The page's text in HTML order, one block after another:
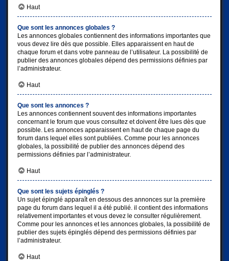
Haut
Que sont les annonces globales ?
Les annonces globales contiennent des informations importantes que
vous devez lire dès que possible. Elles apparaissent en haut de
chaque forum et dans votre panneau de l’utilisateur. La possibilité de
publier des annonces globales dépend des permissions définies par
l’administrateur.
Haut
Que sont les annonces ?
Les annonces contiennent souvent des informations importantes
concernant le forum que vous consultez et doivent être lues dès que
possible. Les annonces apparaissent en haut de chaque page du
forum dans lequel elles sont publiées. Comme pour les annonces
globales, la possibilité de publier des annonces dépend des
permissions définies par l’administrateur.
Haut
Que sont les sujets épinglés ?
Un sujet épinglé apparaît en dessous des annonces sur la première
page du forum dans lequel il a été publié. il contient des informations
relativement importantes et vous devez le consulter régulièrement.
Comme pour les annonces et les annonces globales, la possibilité de
publier des sujets épinglés dépend des permissions définies par
l’administrateur.
Haut